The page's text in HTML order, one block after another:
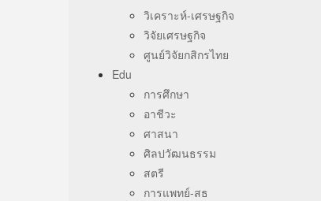
วิเคราะห์-เศรษฐกิจ
วิจัยเศรษฐกิจ
ศูนย์วิจัยกสิกรไทย
Edu
การศึกษา
อาชีวะ
ศาสนา
ศิลปวัฒนธรรม
สตรี
การแพทย์-สธ